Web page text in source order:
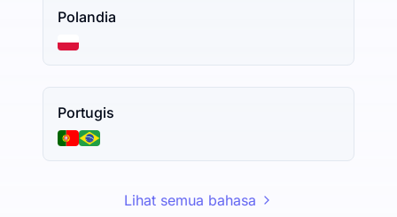
Polandia
Portugis
Lihat semua bahasa